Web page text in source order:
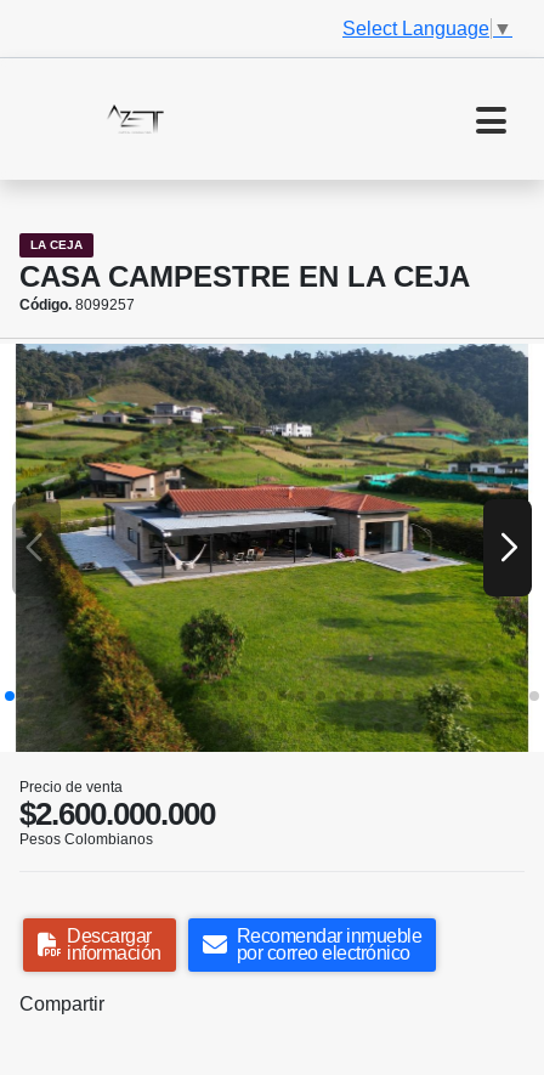
Select Language ▼
LA CEJA
CASA CAMPESTRE EN LA CEJA
Código. 8099257
Precio de venta
$2.600.000.000
Pesos Colombianos
Descargar
información
Recomendar inmueble
por correo electrónico
Compartir